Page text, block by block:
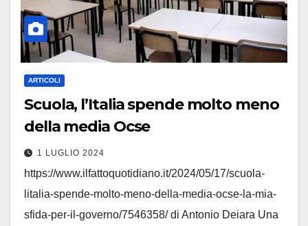
ARTICOLI
Scuola, l’Italia spende molto meno
della media Ocse
1 LUGLIO 2024
https://www.ilfattoquotidiano.it/2024/05/17/scuola-
litalia-spende-molto-meno-della-media-ocse-la-mia-
sfida-per-il-governo/7546358/ di Antonio Deiara Una